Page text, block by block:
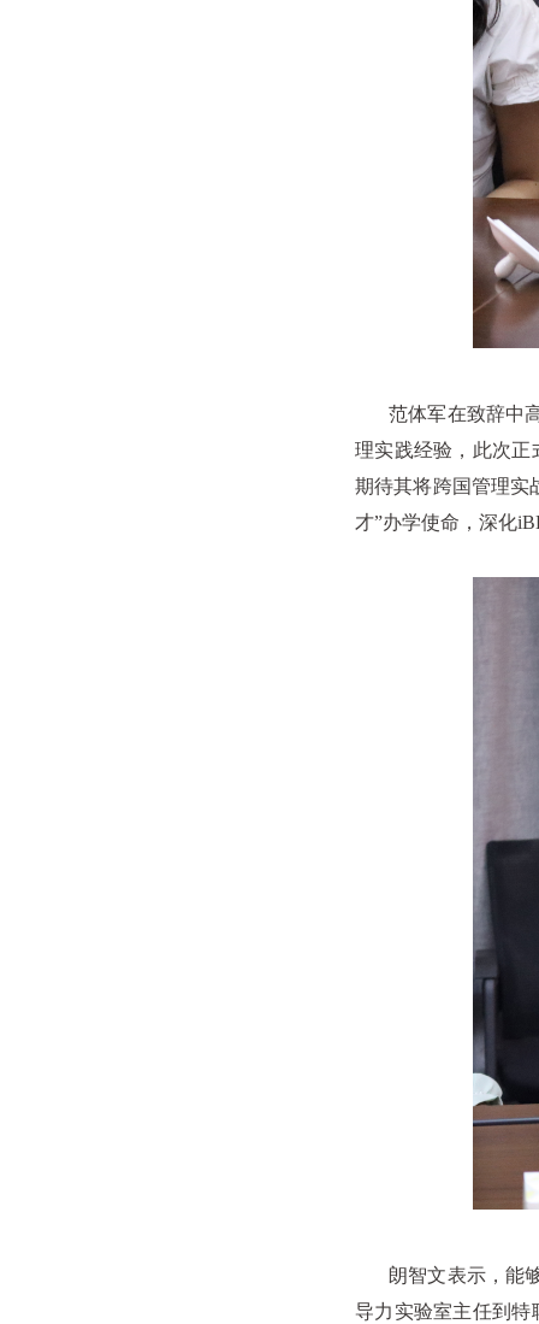
范体军在致辞中高
理实践经验，此次正
期待其将跨国管理实
才”办学使命，深化
朗智文表示，能够
导力实验室主任到特